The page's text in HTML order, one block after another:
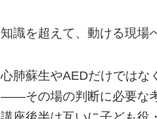
知識を超えて、動ける現場
心肺蘇生やAEDだけではな
——その場の判断に必要な